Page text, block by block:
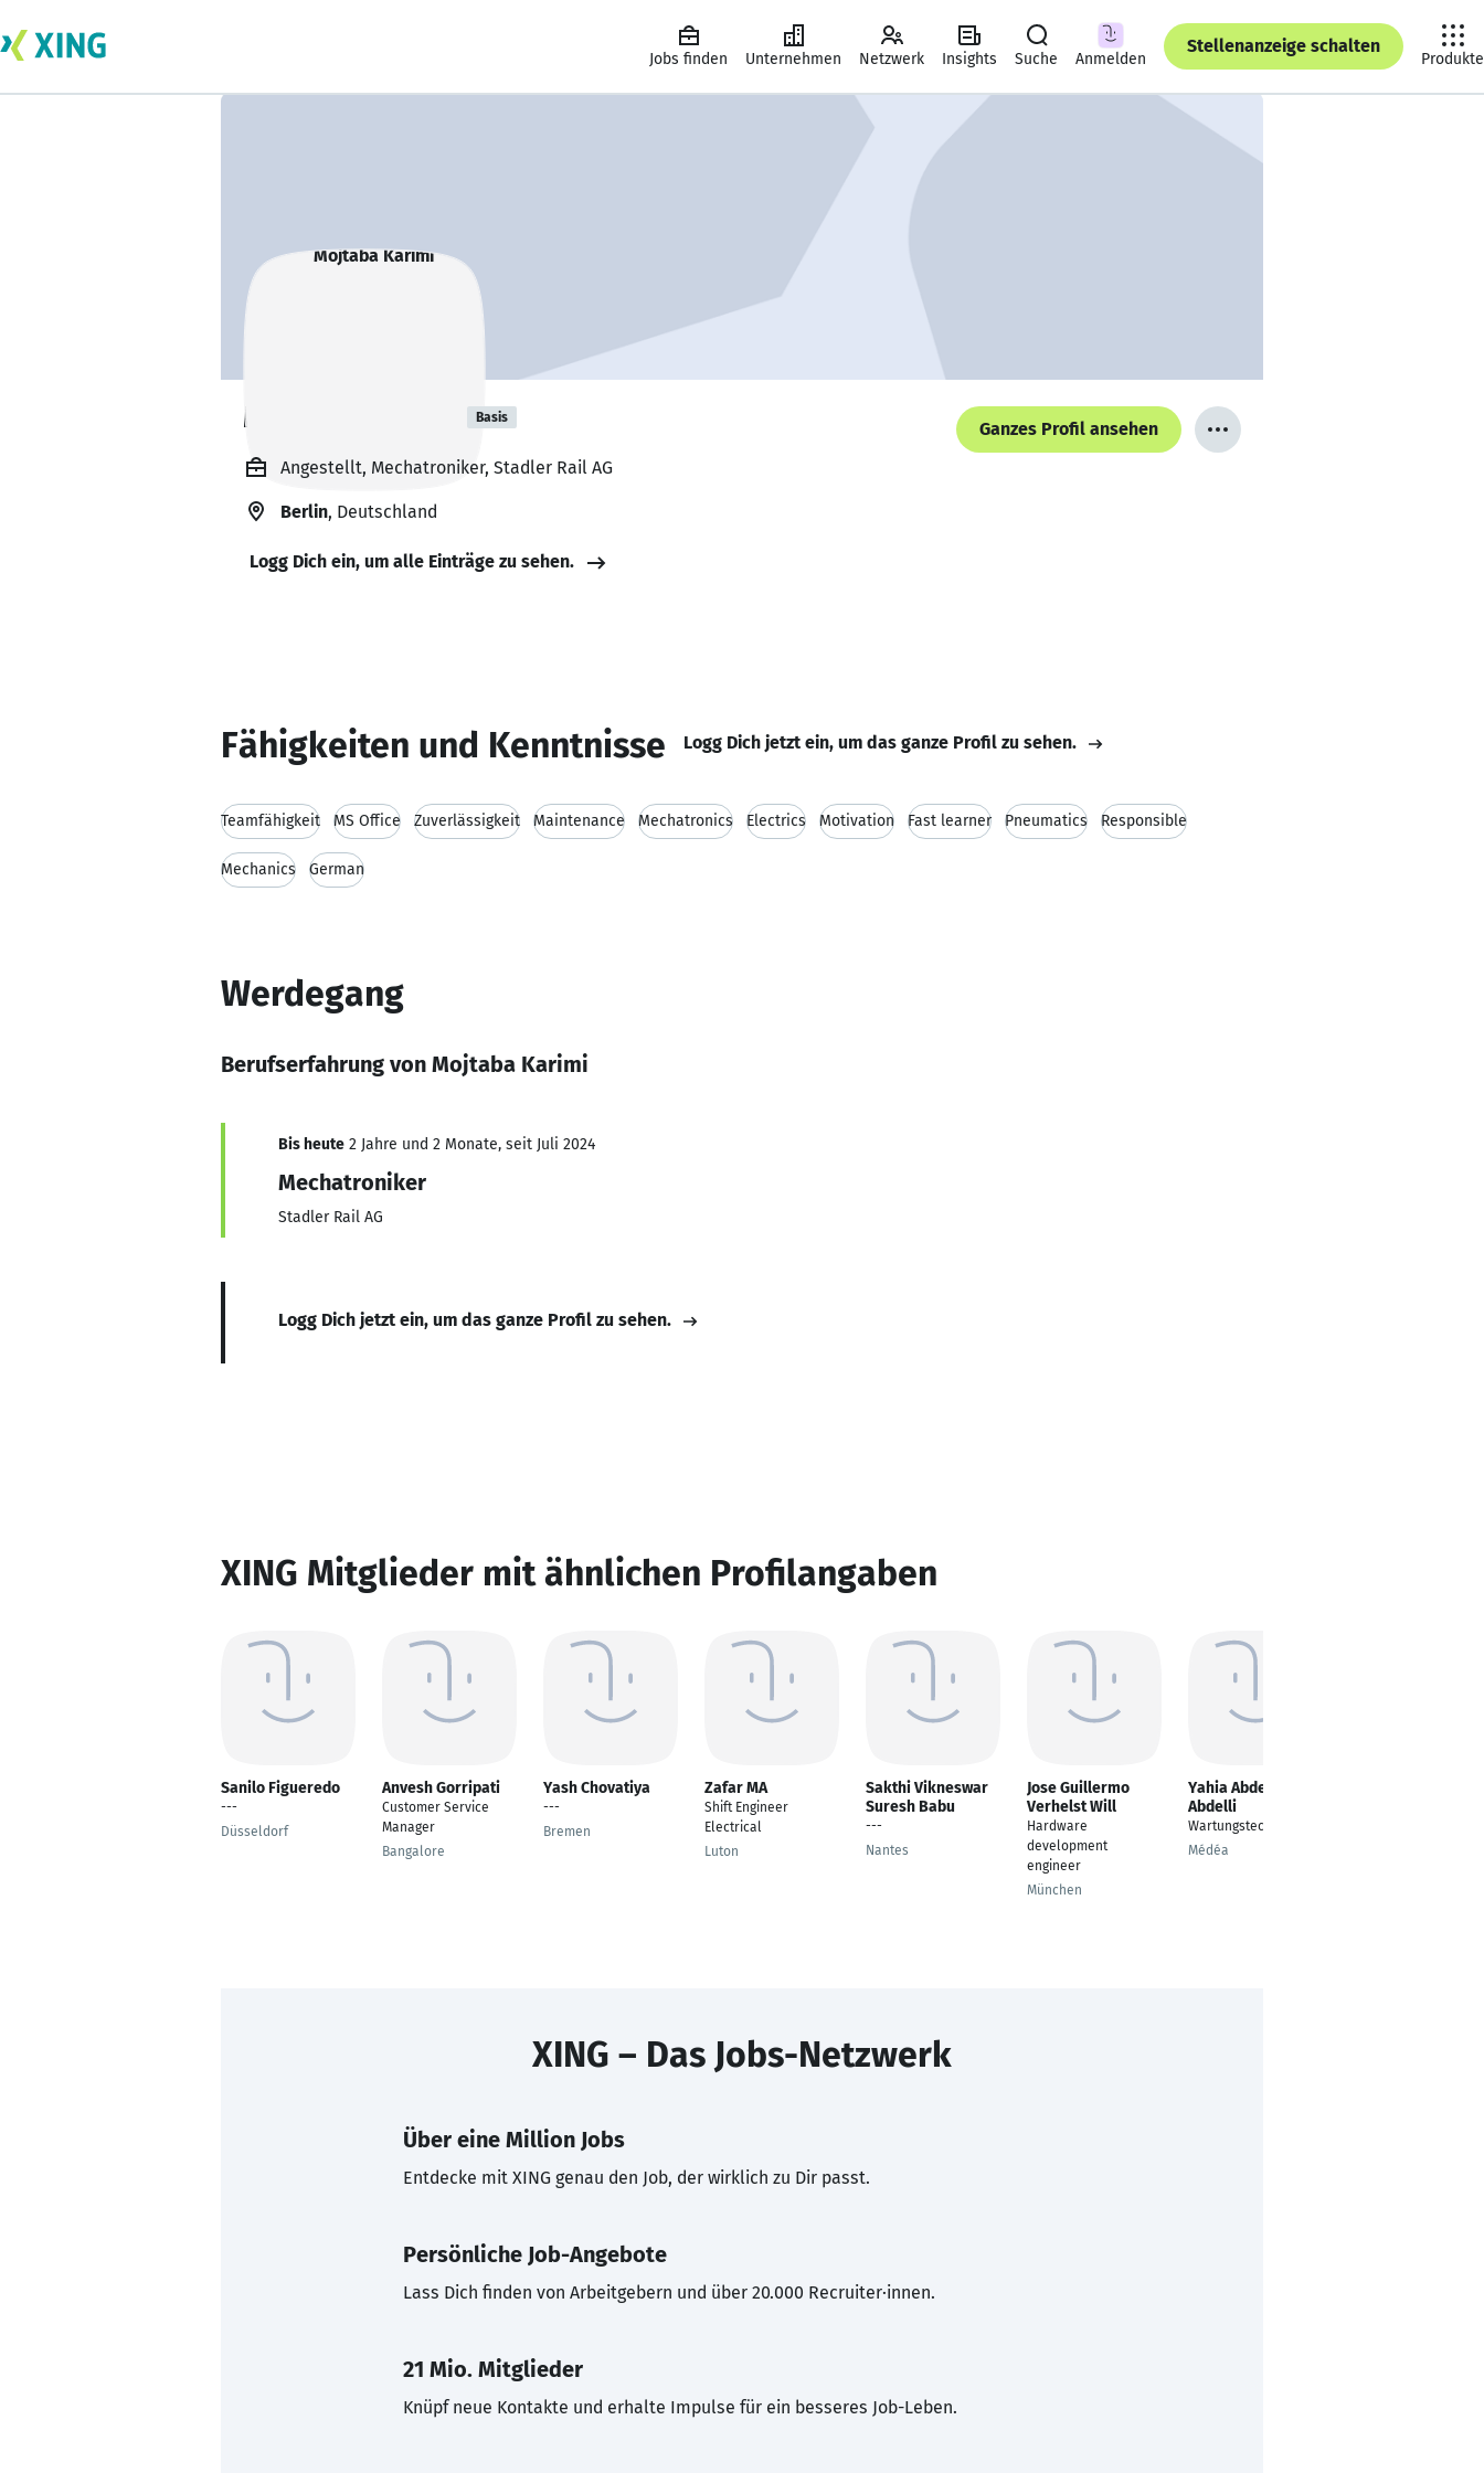
Jobs finden Unternehmen Netzwerk Insights Suche Anmelden
Stellenanzeige schalten
Produkte
Mojtaba Karimi Basis
Ganzes Profil ansehen
Angestellt, Mechatroniker, Stadler Rail AG
Berlin, Deutschland
Logg Dich ein, um alle Einträge zu sehen.
Fähigkeiten und Kenntnisse Logg Dich jetzt ein, um das ganze Profil zu sehen.
Teamfähigkeit MS Office Zuverlässigkeit Maintenance Mechatronics Electrics Motivation Fast learner Pneumatics Responsible
Mechanics German
Werdegang
Berufserfahrung von Mojtaba Karimi
Bis heute 2 Jahre und 2 Monate, seit Juli 2024
Mechatroniker
Stadler Rail AG
Logg Dich jetzt ein, um das ganze Profil zu sehen.
XING Mitglieder mit ähnlichen Profilangaben
Sanilo Figueredo
---
Düsseldorf
Anvesh Gorripati
Customer Service
Manager
Bangalore
Yash Chovatiya
---
Bremen
Zafar MA
Shift Engineer
Electrical
Luton
Sakthi Vikneswar
Suresh Babu
---
Nantes
Jose Guillermo
Verhelst Will
Hardware
development
engineer
München
Yahia Abdelkader
Abdelli
Wartungstechniker
Médéa
XING – Das Jobs-Netzwerk
Über eine Million Jobs
Entdecke mit XING genau den Job, der wirklich zu Dir passt.
Persönliche Job-Angebote
Lass Dich finden von Arbeitgebern und über 20.000 Recruiter·innen.
21 Mio. Mitglieder
Knüpf neue Kontakte und erhalte Impulse für ein besseres Job-Leben.